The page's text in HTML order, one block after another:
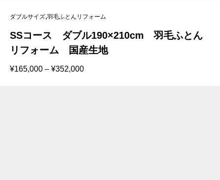
ダブルサイズ,羽毛ふとんリフォーム
SSコース ダブル190×210cm 羽毛ふとん
リフォーム 国産生地
¥165,000 – ¥352,000価